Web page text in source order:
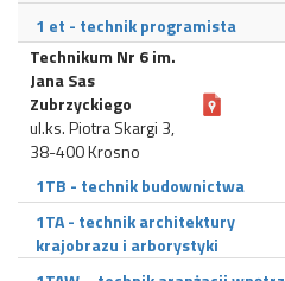
1 et - technik programista
Technikum Nr 6 im.
Jana Sas
Zubrzyckiego
ul.ks. Piotra Skargi 3,
38-400 Krosno
1TB - technik budownictwa
1TA - technik architektury
krajobrazu i arborystyki